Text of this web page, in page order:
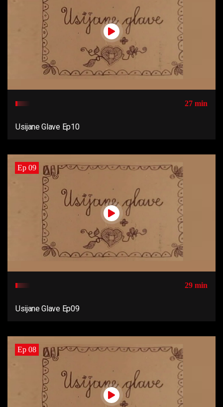
27 min
Usijane Glave Ep10
Ep 09
29 min
Usijane Glave Ep09
Ep 08